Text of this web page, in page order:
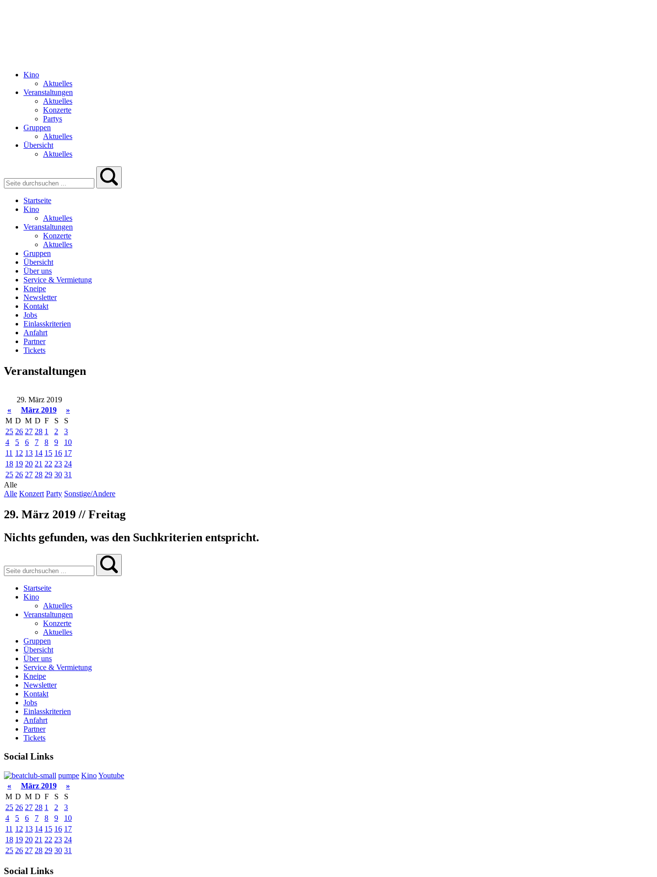
Kino
Aktuelles
Veranstaltungen
Aktuelles
Konzerte
Partys
Gruppen
Aktuelles
Übersicht
Aktuelles
Startseite
Kino
Aktuelles
Veranstaltungen
Konzerte
Aktuelles
Gruppen
Übersicht
Über uns
Service & Vermietung
Kneipe
Newsletter
Kontakt
Jobs
Einlasskriterien
Anfahrt
Partner
Tickets
Veranstaltungen
29. März 2019
«
März 2019
»
M D M D F S
S
25 26 27 28 1 2
3
4
5 6 7 8 9
10
11 12 13 14 15 16 17
18 19 20 21 22 23 24
25 26 27 28 29 30 31
Alle
Alle Konzert Party Sonstige/Andere
29. März 2019 // Freitag
Nichts gefunden, was den Suchkriterien entspricht.
Startseite
Kino
Aktuelles
Veranstaltungen
Konzerte
Aktuelles
Gruppen
Übersicht
Über uns
Service & Vermietung
Kneipe
Newsletter
Kontakt
Jobs
Einlasskriterien
Anfahrt
Partner
Tickets
Social Links
pumpe KinoYoutube
«
März 2019
»
M D M D F S
S
25 26 27 28 1 2
3
4
5 6 7 8 9
10
11 12 13 14 15 16 17
18 19 20 21 22 23 24
25 26 27 28 29 30 31
Social Links